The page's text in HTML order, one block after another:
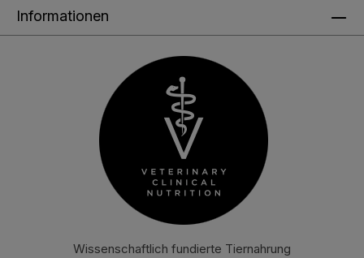
Informationen
Wissenschaftlich fundierte Tiernahrung